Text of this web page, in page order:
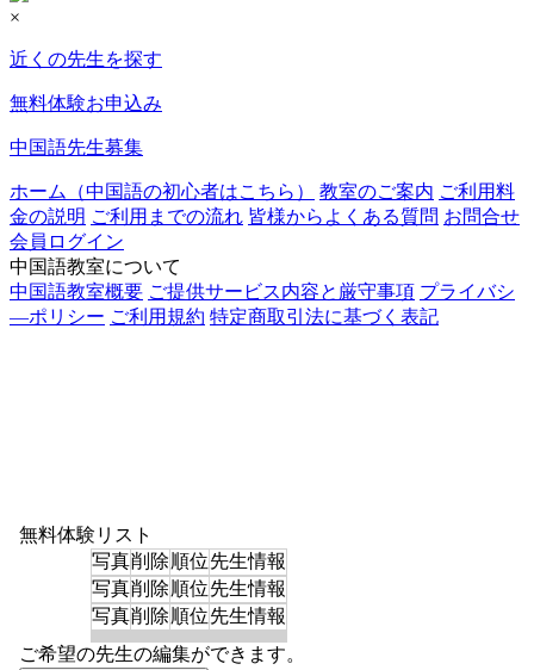
×
近くの先生を探す
無料体験お申込み
中国語先生募集
ホーム（中国語の初心者はこちら） 教室のご案内 ご利用料
金の説明 ご利用までの流れ 皆様からよくある質問 お問合せ
会員ログイン
中国語教室について
中国語教室概要 ご提供サービス内容と厳守事項 プライバシ
―ポリシー ご利用規約 特定商取引法に基づく表記